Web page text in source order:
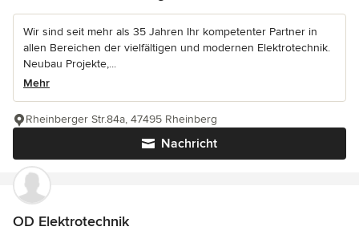
Wir sind seit mehr als 35 Jahren Ihr kompetenter Partner in
allen Bereichen der vielfältigen und modernen Elektrotechnik.
Neubau Projekte,...
Mehr
Nachricht
Rheinberger Str.84a, 47495 Rheinberg
OD Elektrotechnik